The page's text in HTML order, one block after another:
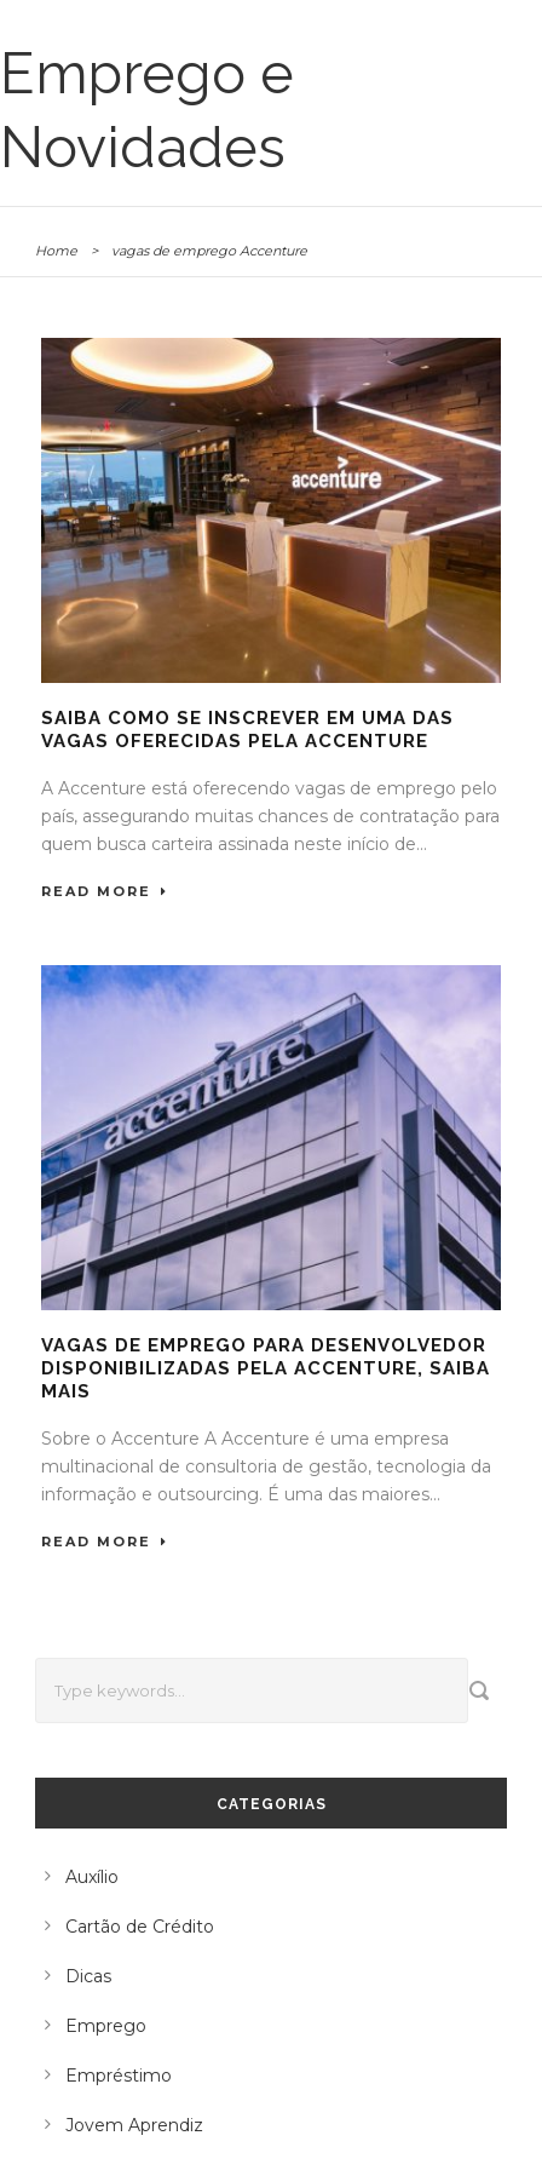
Emprego e
Novidades
Home > vagas de emprego Accenture
SAIBA COMO SE INSCREVER EM UMA DAS
VAGAS OFERECIDAS PELA ACCENTURE
A Accenture está oferecendo vagas de emprego pelo
país, assegurando muitas chances de contratação para
quem busca carteira assinada neste início de...
READ MORE
VAGAS DE EMPREGO PARA DESENVOLVEDOR
DISPONIBILIZADAS PELA ACCENTURE, SAIBA
MAIS
Sobre o Accenture A Accenture é uma empresa
multinacional de consultoria de gestão, tecnologia da
informação e outsourcing. É uma das maiores...
READ MORE
CATEGORIAS
Auxílio
Cartão de Crédito
Dicas
Emprego
Empréstimo
Jovem Aprendiz